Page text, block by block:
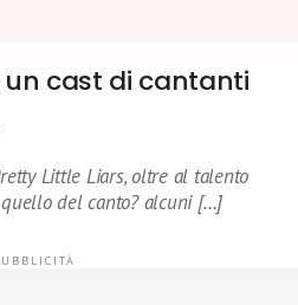
un cast di cantanti
Little Liars, oltre al talento
del canto? alcuni […]